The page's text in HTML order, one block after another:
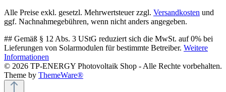
Alle Preise exkl. gesetzl. Mehrwertsteuer zzgl. Versandkosten und
ggf. Nachnahmegebühren, wenn nicht anders angegeben.
## Gemäß § 12 Abs. 3 UStG reduziert sich die MwSt. auf 0% bei
Lieferungen von Solarmodulen für bestimmte Betreiber. Weitere
Informationen
© 2026 TP-ENERGY Photovoltaik Shop - Alle Rechte vorbehalten.
Theme by ThemeWare®